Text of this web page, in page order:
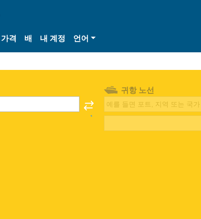
격 배 내 계정 언어
귀항 노선